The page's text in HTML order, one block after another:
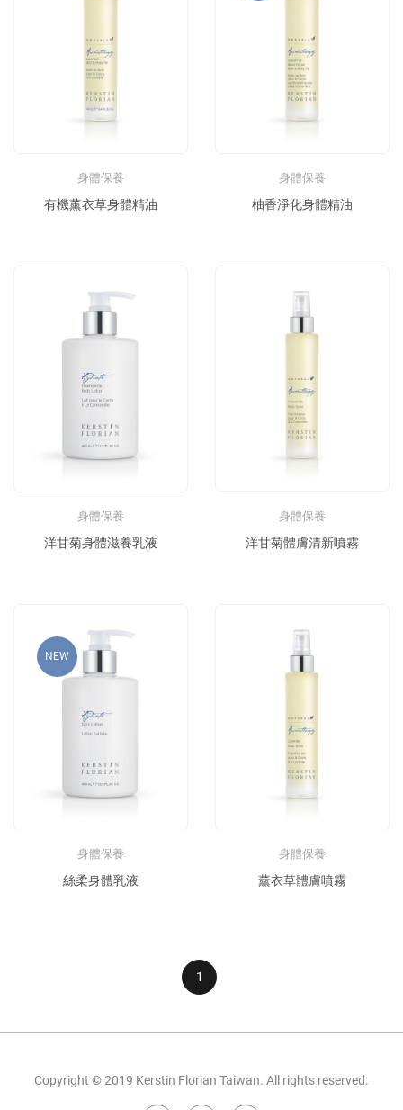
身體保養
有機薰衣草身體精油
身體保養
柚香淨化身體精油
身體保養
洋甘菊身體滋養乳液
身體保養
洋甘菊體膚清新噴霧
NEW
身體保養
絲柔身體乳液
身體保養
薰衣草體膚噴霧
1
Copyright © 2019 Kerstin Florian Taiwan. All rights reserved.